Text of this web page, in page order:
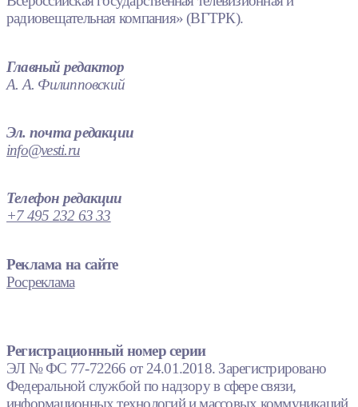
радиовещательная компания» (ВГТРК).
Главный редактор
А. А. Филипповский
Эл. почта редакции
info@vesti.ru
Телефон редакции
+7 495 232 63 33
Реклама на сайте
Росреклама
Регистрационный номер серии
ЭЛ № ФС 77-72266 от 24.01.2018. Зарегистрировано
Федеральной службой по надзору в сфере связи,
информационных технологий и массовых коммуникаций.